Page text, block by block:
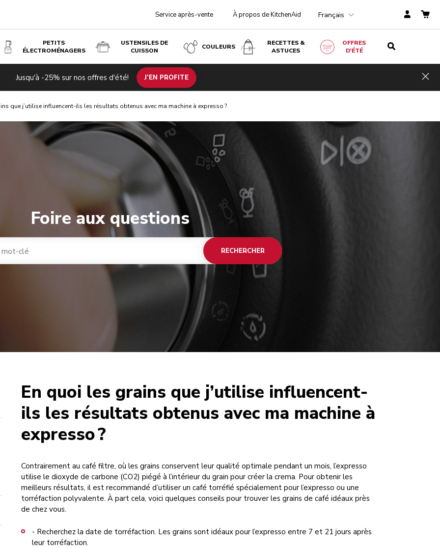
Service après-vente À propos de KitchenAid Français
PETITS
ÉLECTROMÉNAGERS
USTENSILES DE
CUISSON
COULEURS
RECETTES &
ASTUCES
OFFRES
D'ÉTÉ
Jusqu'à -25% sur nos offres d'été! J’EN PROFITE
que j’utilise influencent-ils les résultats obtenus avec ma machine à expresso ?
Foire aux questions
RECHERCHER
En quoi les grains que j’utilise influencent-
ils les résultats obtenus avec ma machine à
expresso ?
Contrairement au café filtre, où les grains conservent leur qualité optimale pendant un mois, l’expresso
utilise le dioxyde de carbone (CO2) piégé à l’intérieur du grain pour créer la crema. Pour obtenir les
meilleurs résultats, il est recommandé d’utiliser un café torréfié spécialement pour l’expresso ou une
torréfaction polyvalente. À part cela, voici quelques conseils pour trouver les grains de café idéaux près
de chez vous.
- Recherchez la date de torréfaction. Les grains sont idéaux pour l’expresso entre 7 et 21 jours après
leur torréfaction.